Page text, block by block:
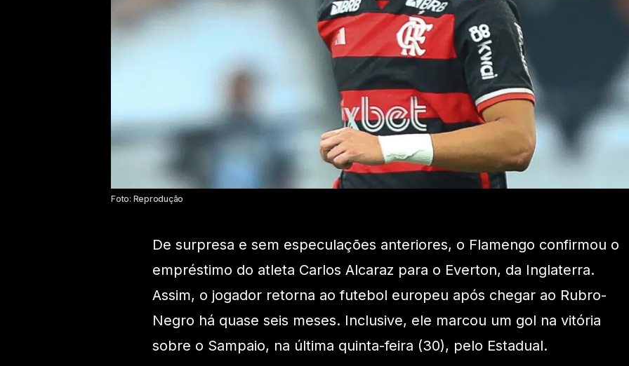
Foto: Reprodução
De surpresa e sem especulações anteriores, o Flamengo confirmou o
empréstimo do atleta Carlos Alcaraz para o Everton, da Inglaterra.
Assim, o jogador retorna ao futebol europeu após chegar ao Rubro-
Negro há quase seis meses. Inclusive, ele marcou um gol na vitória
sobre o Sampaio, na última quinta-feira (30), pelo Estadual.